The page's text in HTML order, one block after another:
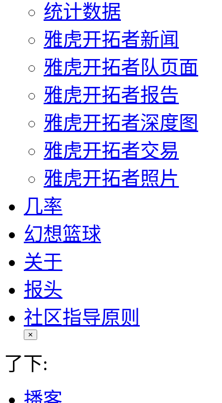
统计数据
雅虎开拓者新闻
雅虎开拓者队页面
雅虎开拓者报告
雅虎开拓者深度图
雅虎开拓者交易
雅虎开拓者照片
几率
幻想篮球
关于
报头
社区指导原则
✕
了下: